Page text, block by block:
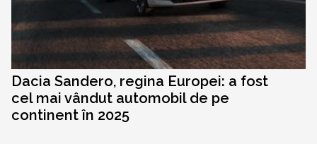
Dacia Sandero, regina Europei: a fost
cel mai vândut automobil de pe
continent în 2025